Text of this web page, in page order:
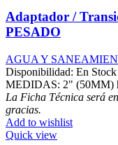
Adaptador /
PESADO
AGUA Y
Disponibilidad: En
MEDIDAS: 2" (50MM)
La Ficha Técnica será
gracias.
Add to wishlist
Quick view